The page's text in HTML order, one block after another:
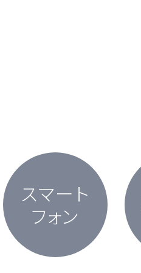
スマート
フォン